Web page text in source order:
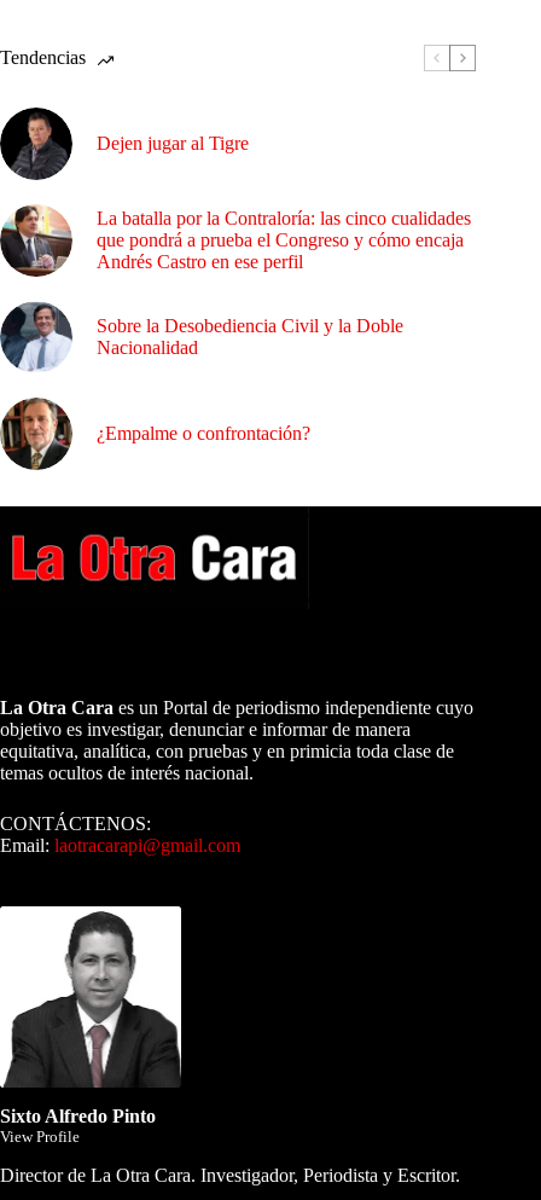
Tendencias
Dejen jugar al Tigre
La batalla por la Contraloría: las cinco cualidades
que pondrá a prueba el Congreso y cómo encaja
Andrés Castro en ese perfil
Sobre la Desobediencia Civil y la Doble
Nacionalidad
¿Empalme o confrontación?
La Otra Cara es un Portal de periodismo independiente cuyo
objetivo es investigar, denunciar e informar de manera
equitativa, analítica, con pruebas y en primicia toda clase de
temas ocultos de interés nacional.
CONTÁCTENOS:
Email: laotracarapi@gmail.com
Sixto Alfredo Pinto
View Profile
Director de La Otra Cara. Investigador, Periodista y Escritor.